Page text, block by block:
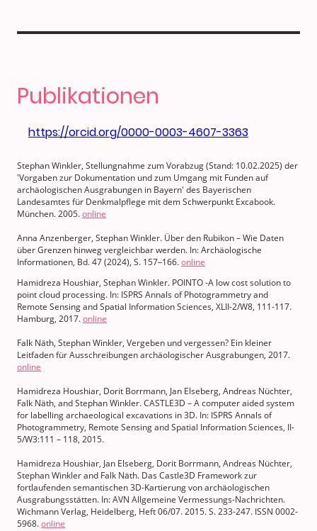
Publikationen
https://orcid.org/0000-0003-4607-3363
Stephan Winkler, Stellungnahme zum Vorabzug (Stand: 10.02.2025) der
'Vorgaben zur Dokumentation und zum Umgang mit Funden auf
archäologischen Ausgrabungen in Bayern' des Bayerischen
Landesamtes für Denkmalpflege mit dem Schwerpunkt Excabook.
München. 2005.online
Anna Anzenberger, Stephan Winkler. Über den Rubikon – Wie Daten
über Grenzen hinweg vergleichbar werden. In: Archäologische
Informationen, Bd. 47 (2024), S. 157–166.online
Hamidreza Houshiar, Stephan Winkler. POINTO -A low cost solution to
point cloud processing. In: ISPRS Annals of Photogrammetry and
Remote Sensing and Spatial Information Sciences, XLII-2/W8, 111-117.
Hamburg, 2017.online
Falk Näth, Stephan Winkler, Vergeben und vergessen? Ein kleiner
Leitfaden für Ausschreibungen archäologischer Ausgrabungen, 2017.
online
Hamidreza Houshiar, Dorit Borrmann, Jan Elseberg, Andreas Nüchter,
Falk Näth, and Stephan Winkler. CASTLE3D – A computer aided system
for labelling archaeological excavations in 3D. In: ISPRS Annals of
Photogrammetry, Remote Sensing and Spatial Information Sciences, II-
5/W3:111 – 118, 2015.
Hamidreza Houshiar, Jan Elseberg, Dorit Borrmann, Andreas Nüchter,
Stephan Winkler and Falk Näth. Das Castle3D Framework zur
fortlaufenden semantischen 3D-Kartierung von archäologischen
Ausgrabungsstätten. In: AVN Allgemeine Vermessungs-Nachrichten.
Wichmann Verlag, Heidelberg, Heft 06/07. 2015. S. 233-247. ISSN 0002-
5968.online